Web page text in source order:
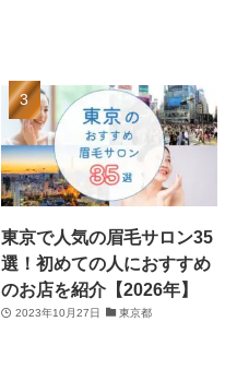
東京で人気の眉毛サロン35
選！初めての人におすすめ
のお店を紹介【2026年】
2023年10月27日 東京都